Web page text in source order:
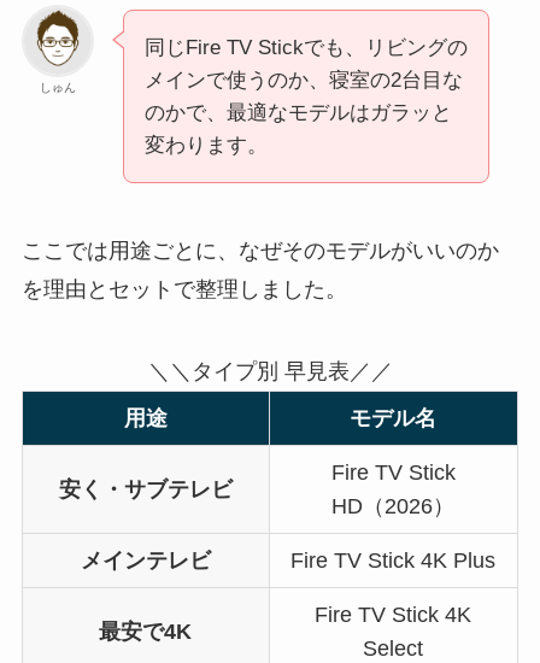
しゅん
同じFire TV Stickでも、リビングの
メインで使うのか、寝室の2台目な
のかで、最適なモデルはガラッと
変わります。
ここでは用途ごとに、なぜそのモデルがいいのか
を理由とセットで整理しました。
＼＼タイプ別 早見表／／
用途
モデル名
安く・サブテレビ
Fire TV Stick
HD（2026）
メインテレビ Fire TV Stick 4K Plus
最安で4K
Fire TV Stick 4K
Select